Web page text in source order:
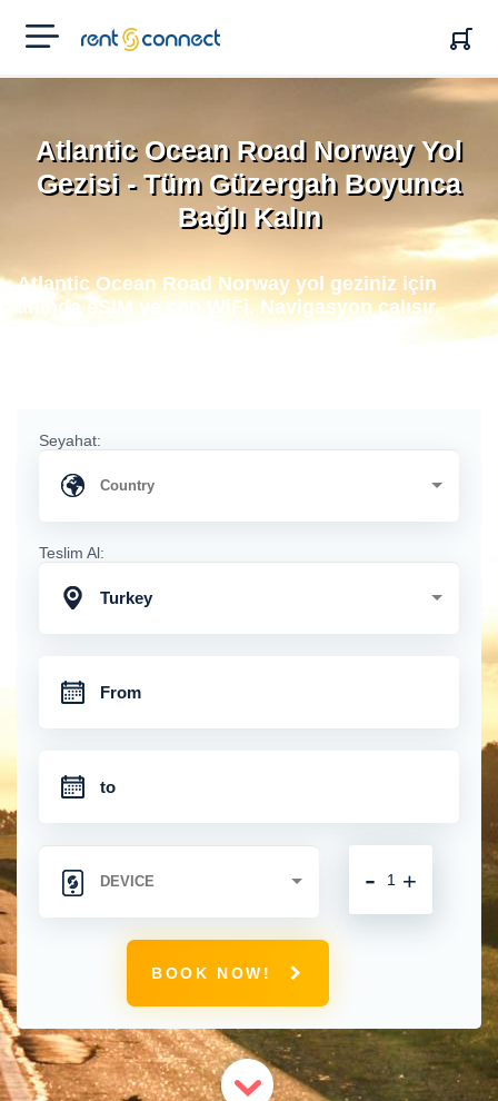
RENT'N
CONNECT
Atlantic Ocean Road Norway Yol
Gezisi - Tüm Güzergah Boyunca
Bağlı Kalın
Atlantic Ocean Road Norway yol geziniz için
anında eSIM ve cep WiFi. Navigasyon çalışır,
Seyahat:
Teslim Al:
Turkey
+
-
BOOK NOW!